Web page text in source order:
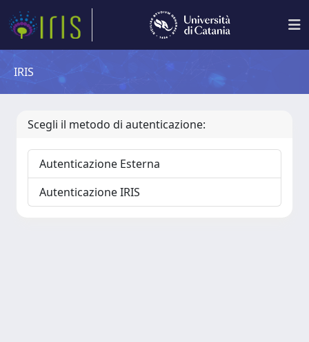
IRIS
Scegli il metodo di autenticazione:
Autenticazione Esterna
Autenticazione IRIS